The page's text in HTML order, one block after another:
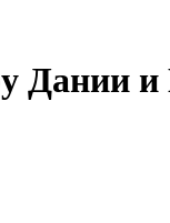
Дании